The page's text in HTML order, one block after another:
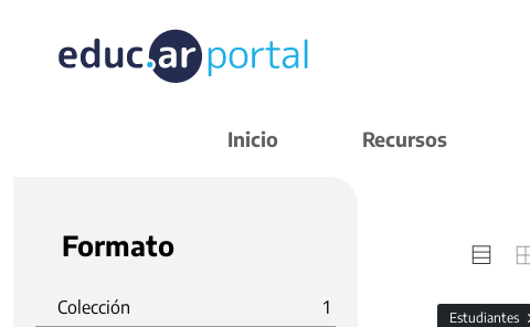
Inicio Recursos
Formato
Colección 1 Estudiantes